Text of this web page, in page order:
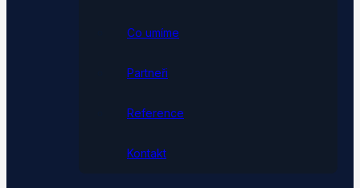
Co umíme
Partneři
Reference
Kontakt